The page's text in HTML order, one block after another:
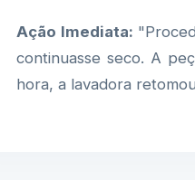
Ação Imediata:
continuasse seco. A
hora, a lavadora